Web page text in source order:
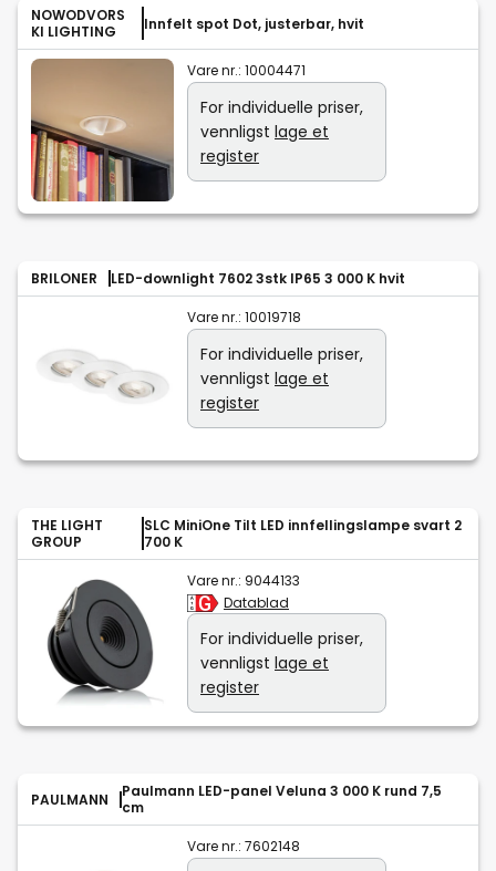
NOWODVORS
KI LIGHTING
Innfelt spot Dot, justerbar, hvit
Vare nr.: 10004471
For individuelle priser,
vennligst lage et
register
BRILONER LED-downlight 7602 3stk IP65 3 000 K hvit
Vare nr.: 10019718
For individuelle priser,
vennligst lage et
register
THE LIGHT
GROUP
SLC MiniOne Tilt LED innfellingslampe svart 2
700 K
Vare nr.: 9044133
Datablad
For individuelle priser,
vennligst lage et
register
PAULMANN
Paulmann LED-panel Veluna 3 000 K rund 7,5
cm
Vare nr.: 7602148